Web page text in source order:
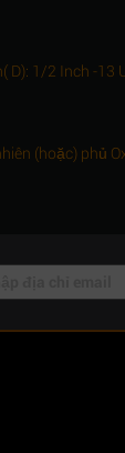
1/2 Inch -13
(hoặc) phủ